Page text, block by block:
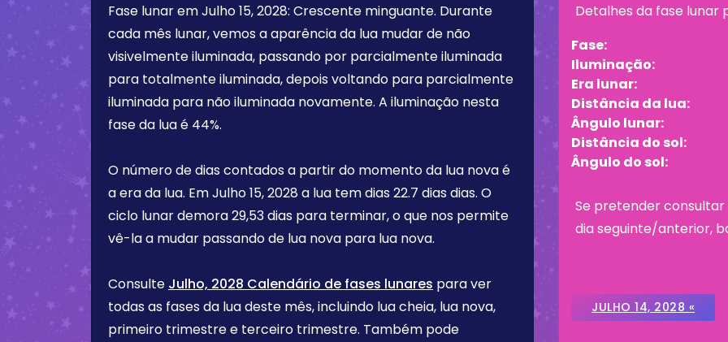
Fase lunar emJulho 15, 2028: Crescente minguante. Durante
cada mês lunar, vemos a aparência da lua mudar de não
visivelmente iluminada, passando por parcialmente iluminada
para totalmente iluminada, depois voltando para parcialmente
iluminada para não iluminada novamente. A iluminação nesta
fase da lua é 44%.
O número de dias contados a partir do momento da lua nova é
a era da lua. EmJulho 15, 2028 a lua tem dias 22.7 dias dias. O
ciclo lunar demora 29,53 dias para terminar, o que nos permite
vê-la a mudar passando de lua nova para lua nova.
Consulte Julho, 2028 Calendário de fases lunares para ver
todas as fases da lua deste mês, incluindo lua cheia, lua nova,
primeiro trimestre e terceiro trimestre. Também pode
Detalhes da fase lunar
Fase:
Iluminação:
Era lunar:
Distância da lua:
Ângulo lunar:
Distância do sol:
Ângulo do sol:
Se pretender consultar
dia seguinte/anterior,
JULHO 14, 2028 «